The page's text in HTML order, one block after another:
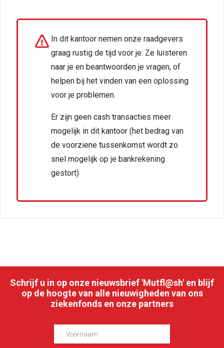
In dit kantoor nemen onze raadgevers
graag rustig de tijd voor je. Ze luisteren
naar je en beantwoorden je vragen, of
helpen bij het vinden van een oplossing
voor je problemen.
Er zijn geen cash transacties meer
mogelijk in dit kantoor (het bedrag van
de voorziene tussenkomst wordt zo
snel mogelijk op je bankrekening
gestort)
Schrijf u in op onze nieuwsbrief 'Mutfl@sh' en blijf
op de hoogte van alle nieuwigheden van ons
ziekenfonds en onze partners